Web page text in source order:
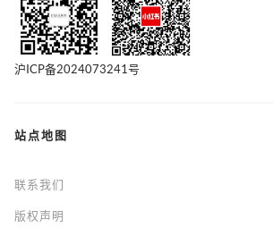
沪ICP备2024073241号
站点地图
联系我们
版权声明